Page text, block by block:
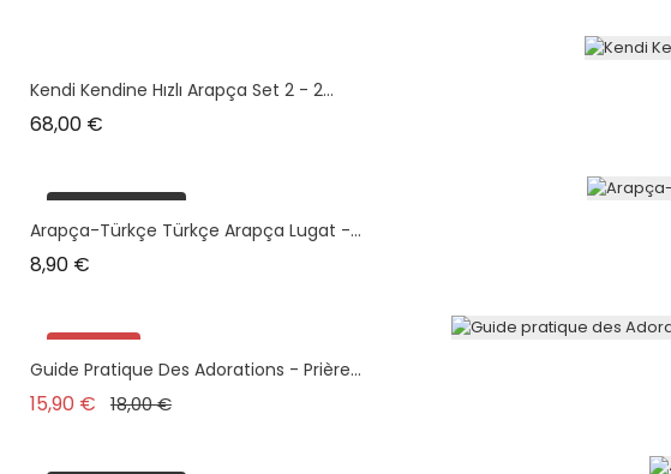
Kendi Kendine Hızlı Arapça Set 2 - 2...
68,00 €
plus en stock
Arapça-Türkçe Türkçe Arapça Lugat -...
8,90 €
Promo !
Guide Pratique Des Adorations - Prière...
15,90 € Prix de base
18,00 €Prix